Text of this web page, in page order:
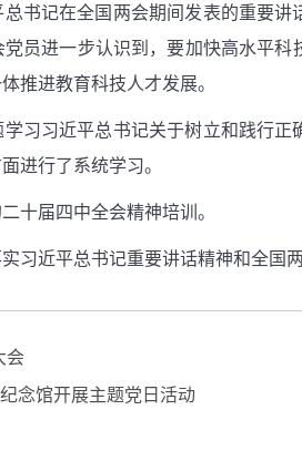
书记在全国两会期间发表的重要
员进一步认识到，要加快高水平
推进教育科技人才发展。
习习近平总书记关于树立和践行
进行了系统学习。
十届四中全会精神培训。
习近平总书记重要讲话精神和全国
会
念馆开展主题党日活动